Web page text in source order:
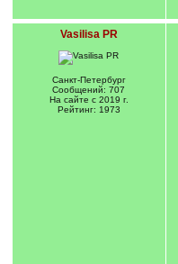
Vasilisa PR
Санкт-Петербург
Сообщений: 707
На сайте с 2019 г.
Рейтинг: 1973